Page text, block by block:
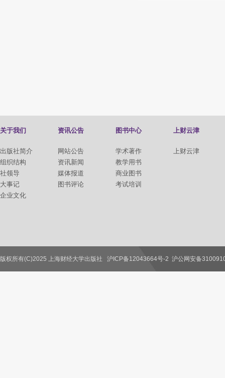
关于我们
出版社简介
组织结构
社领导
大事记
企业文化
资讯公告
网站公告
资讯新闻
媒体报道
图书评论
图书中心
学术著作
教学用书
商业图书
考试培训
上财云津
上财云津
联系我们
版权所有(C)2025 上海财经大学出版社 沪ICP备12043664号-2 沪公网安备